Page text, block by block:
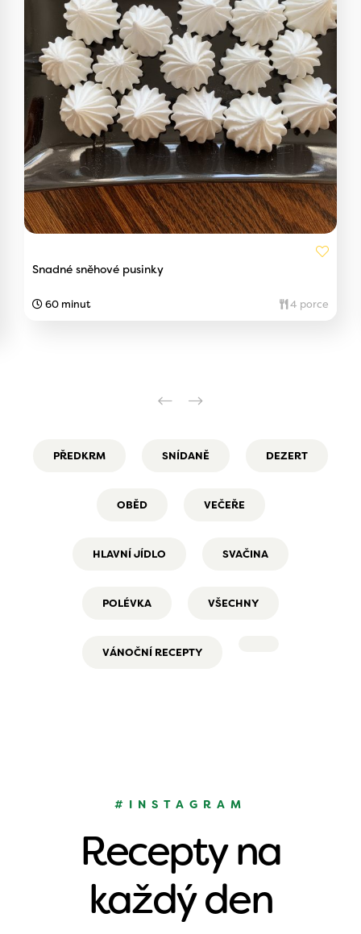
Snadné sněhové pusinky
60 minut 4 porce
PŘEDKRM SNÍDANĚ DEZERT
OBĚD VEČEŘE
HLAVNÍ JÍDLO SVAČINA
POLÉVKA VŠECHNY
VÁNOČNÍ RECEPTY
#INSTAGRAM
Recepty na
každý den